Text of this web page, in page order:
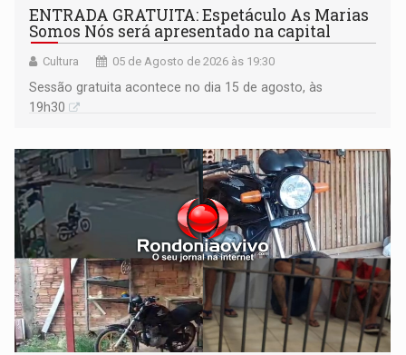
ENTRADA GRATUITA: Espetáculo As Marias
Somos Nós será apresentado na capital
Cultura 05 de Agosto de 2026 às 19:30
Sessão gratuita acontece no dia 15 de agosto, às
19h30